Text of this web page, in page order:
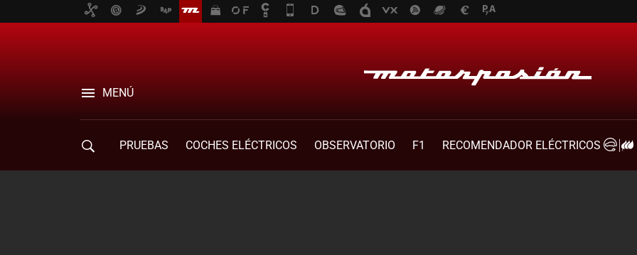
MENÚ
PRUEBAS COCHES ELÉCTRICOS OBSERVATORIO F1
RECOMENDADOR ELÉCTRICOS